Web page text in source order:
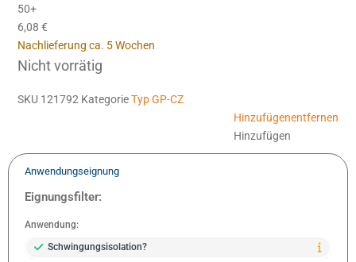
Hinzufügenentfernen
Hinzufügen
50+
6,08€
Nachlieferung ca. 5 Wochen
Nicht vorrätig
SKU 121792 Kategorie Typ GP-CZ
Anwendungseignung
Eignungsfilter:
Anwendung:
Schwingungsisolation?